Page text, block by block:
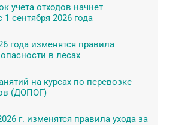
учета отходов начнет
1 сентября 2026 года
года изменятся правила
в лесах
на курсах по перевозке
(ДОПОГ)
г. изменятся правила ухода за